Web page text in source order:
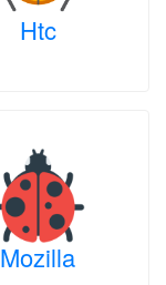
Htc
Mozilla